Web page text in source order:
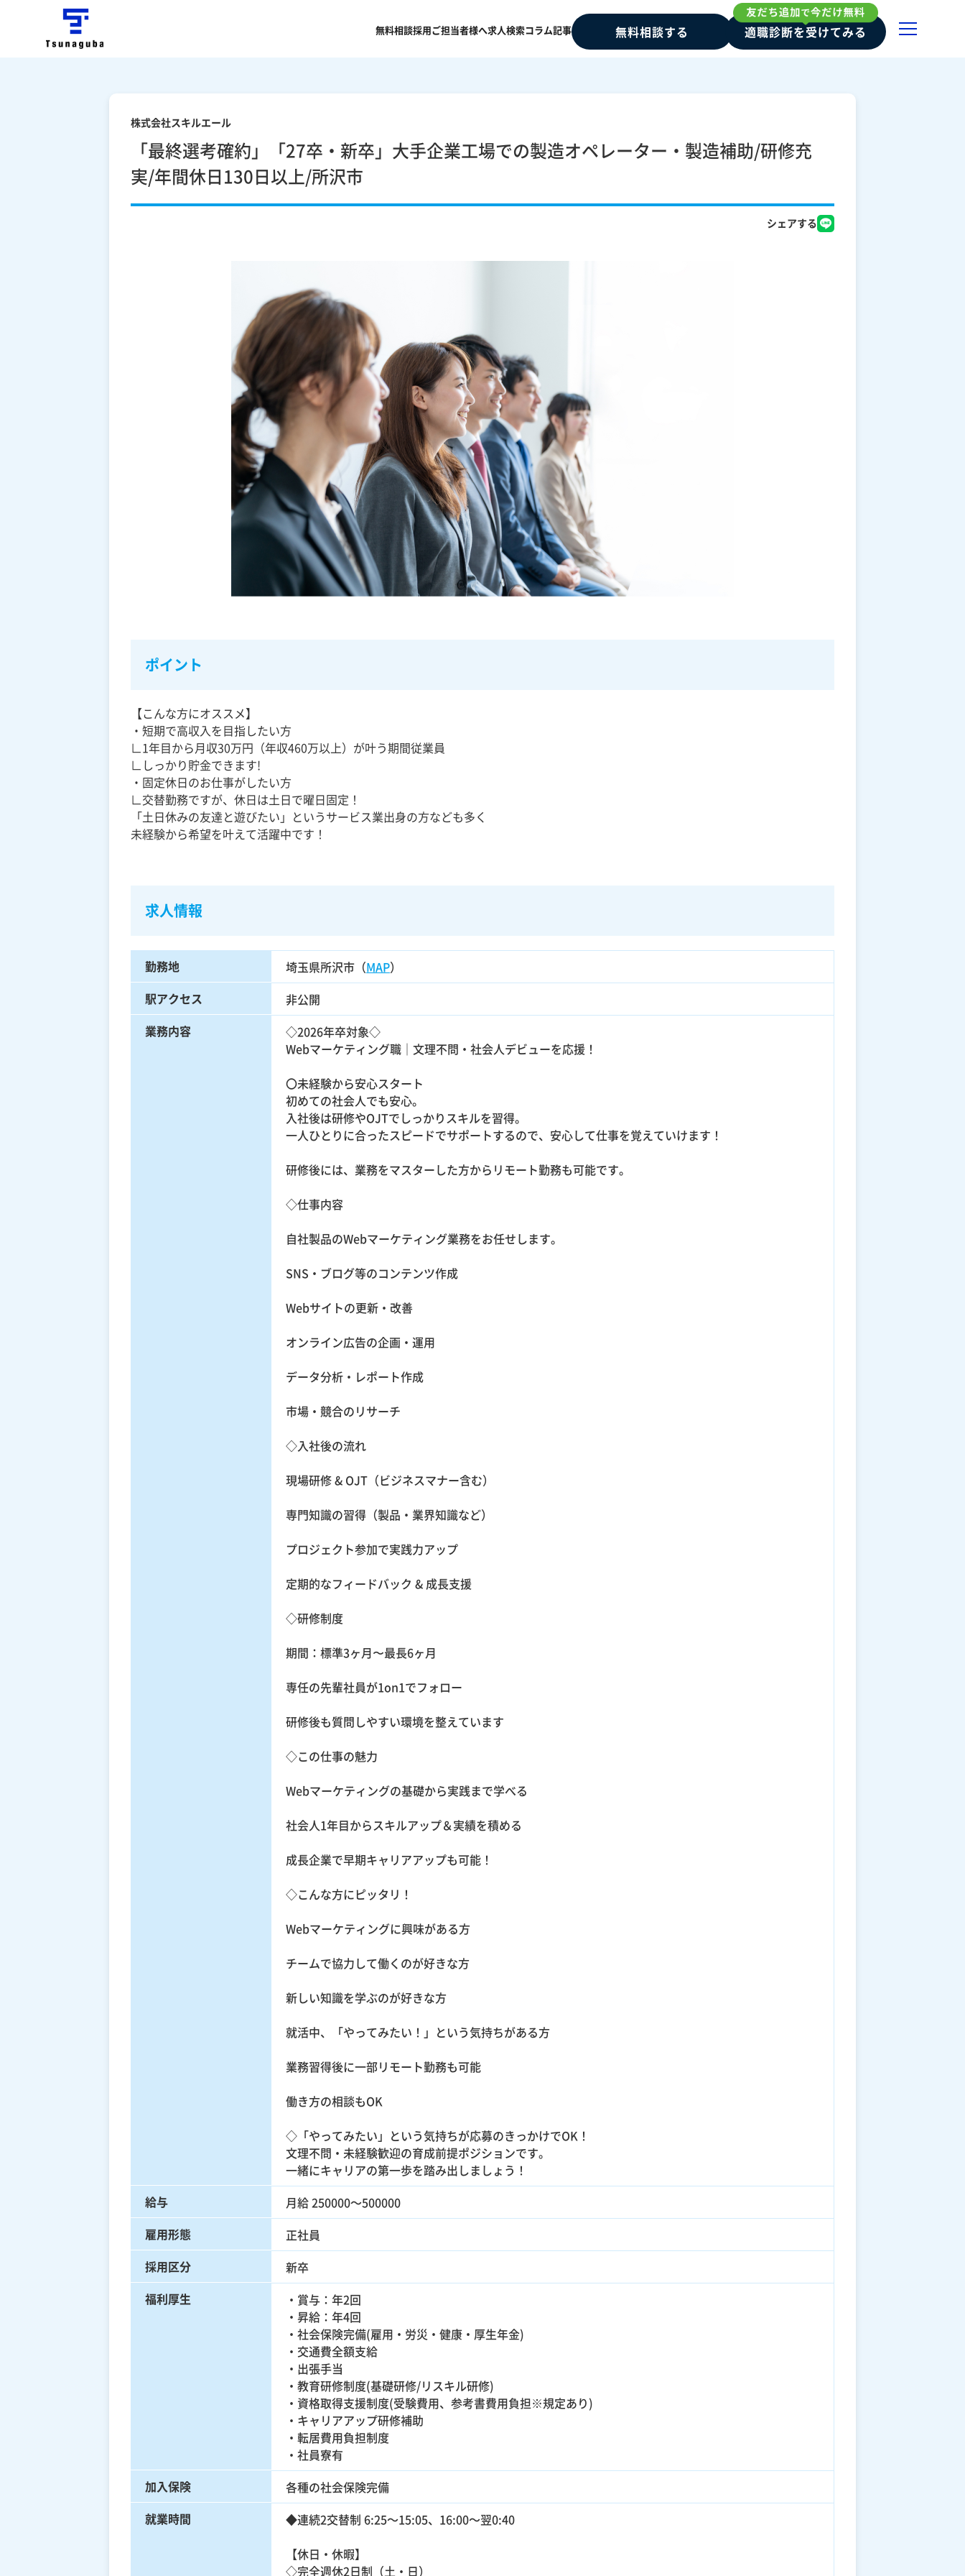
無料相談採用ご担当者様へ求人検索コラム記事 無料相談する 適職診断を受けてみる
株式会社スキルエール
「最終選考確約」「27卒・新卒」大手企業工場での製造オペレーター・製造補助/研修充
実/年間休日130日以上/所沢市
シェアする
ポイント
【こんな方にオススメ】
・短期で高収入を目指したい方
∟1年目から月収30万円（年収460万以上）が叶う期間従業員
∟しっかり貯金できます!
・固定休日のお仕事がしたい方
∟交替勤務ですが、休日は土日で曜日固定！
「土日休みの友達と遊びたい」というサービス業出身の方なども多く
未経験から希望を叶えて活躍中です！
求人情報
勤務地 埼玉県所沢市（MAP）
駅アクセス
非公開
業務内容
◇2026年卒対象◇
Webマーケティング職｜文理不問・社会人デビューを応援！
〇未経験から安心スタート
初めての社会人でも安心。
入社後は研修やOJTでしっかりスキルを習得。
一人ひとりに合ったスピードでサポートするので、安心して仕事を覚えていけます！
研修後には、業務をマスターした方からリモート勤務も可能です。
◇仕事内容
自社製品のWebマーケティング業務をお任せします。
SNS・ブログ等のコンテンツ作成
Webサイトの更新・改善
オンライン広告の企画・運用
データ分析・レポート作成
市場・競合のリサーチ
◇入社後の流れ
現場研修 & OJT（ビジネスマナー含む）
専門知識の習得（製品・業界知識など）
プロジェクト参加で実践力アップ
定期的なフィードバック & 成長支援
◇研修制度
期間：標準3ヶ月〜最長6ヶ月
専任の先輩社員が1on1でフォロー
研修後も質問しやすい環境を整えています
◇この仕事の魅力
Webマーケティングの基礎から実践まで学べる
社会人1年目からスキルアップ＆実績を積める
成長企業で早期キャリアアップも可能！
◇こんな方にピッタリ！
Webマーケティングに興味がある方
チームで協力して働くのが好きな方
新しい知識を学ぶのが好きな方
就活中、「やってみたい！」という気持ちがある方
業務習得後に一部リモート勤務も可能
働き方の相談もOK
◇「やってみたい」という気持ちが応募のきっかけでOK！
文理不問・未経験歓迎の育成前提ポジションです。
一緒にキャリアの第一歩を踏み出しましょう！
給与
月給 250000～500000
雇用形態
正社員
採用区分
新卒
福利厚生
・賞与：年2回
・昇給：年4回
・社会保険完備(雇用・労災・健康・厚生年金)
・交通費全額支給
・出張手当
・教育研修制度(基礎研修/リスキル研修)
・資格取得支援制度(受験費用、参考書費用負担※規定あり)
・キャリアアップ研修補助
・転居費用負担制度
・社員寮有
加入保険
各種の社会保険完備
就業時間
◆連続2交替制 6:25～15:05、16:00～翌0:40
【休日・休暇】
◇完全週休2日制（土・日）